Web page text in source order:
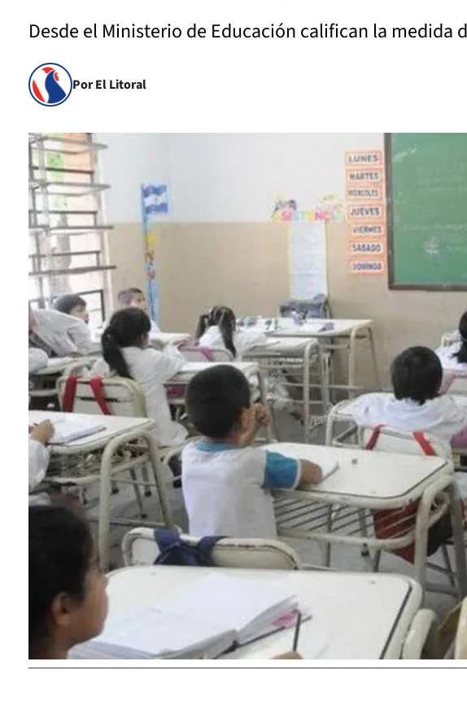
Desde el Ministerio de Educación califican la medida
Por El Litoral